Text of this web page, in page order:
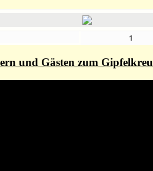
und Gästen zum